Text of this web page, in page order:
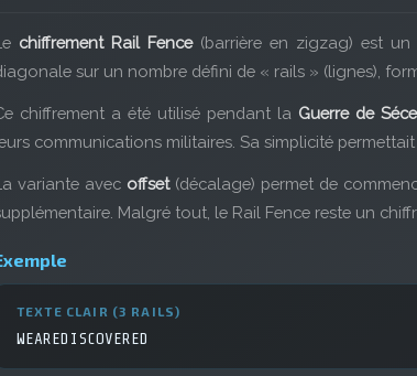
chiffrement Rail Fence(barrière en zigzag) est un
sur un nombre défini de « rails » (lignes),
chiffrement a été utilisé pendant la Guerre de
communications militaires. Sa simplicité
variante avec offset(décalage) permet de
Malgré tout, le Rail Fence reste un
TEXTE CLAIR (3 RAILS)
WEAREDISCOVERED